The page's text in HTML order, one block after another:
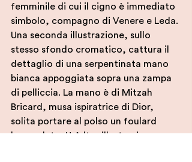
femminile di cui il cigno è immediato
simbolo, compagno di Venere e Leda.
Una seconda illustrazione, sullo
stesso sfondo cromatico, cattura il
dettaglio di una serpentinata mano
bianca appoggiata sopra una zampa
di pelliccia. La mano è di Mitzah
Bricard, musa ispiratrice di Dior,
solita portare al polso un foulard
leopardato. Un’altra illustrazione per